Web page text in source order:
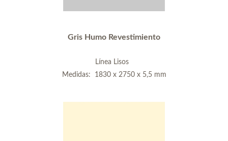
Gris Humo Revestimiento
Línea Lisos
Medidas: 1830 x 2750 x 5,5 mm